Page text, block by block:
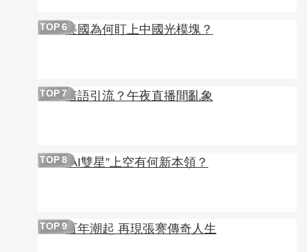
TOP 6美國為何盯上中國光模塊？
TOP 7暗語引流？午夜直播間亂象
TOP 8“AI雙星”上空有何新本領？
TOP 9百年潮起 再現張謇傳奇人生